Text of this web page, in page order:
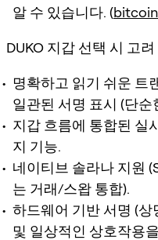
알 수 있습니다. (
DUKO 지갑 선택 시 고
명확하고 읽기 쉬운 트
일관된 서명 표시 (단
지갑 흐름에 통합된 실
지 기능.
네이티브 솔라나 지원
는 거래/스왑 통합).
하드웨어 기반 서명 (
및 일상적인 상호작용